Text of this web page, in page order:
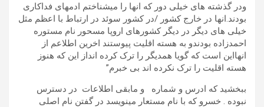
ودر گذشته های خیلی دور که انها را میشناختم ادمهای فداکاری
بودند.انها در خارج کشور /در کشور سوئد در ارتباط با اعظم مثل
خیلی های دیگر در دیگر کشورهای اروپا مسحور نام مستوره
احمدزاده بودندو به هسته اقلیت پیوستند اخرین اطلاعم از
انهااین است که گویا همدیگر را ترک کرده انداز این که هنوز
هسته اقلیت را ترک نکرده اند بی خبرم”
ببخشید که ادرس و شماره و مابقی اطلاعات در دسترس
نبوده . خسرو که با نام مستعار مینویسد در گفتن نام اصلی